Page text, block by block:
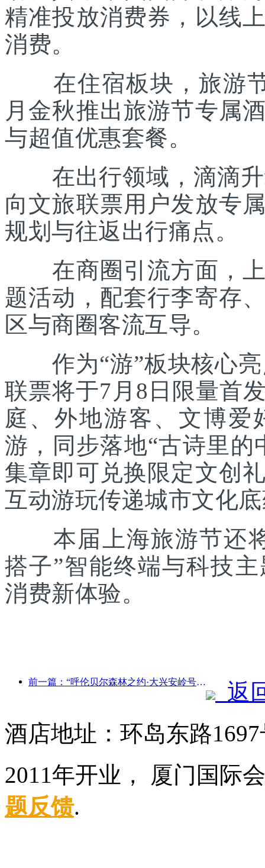
精准投放消费券，以线
消费。
在住宿板块，旅游节
月金秋推出旅游节专属
与超值优惠套餐。
在出行领域，滴滴升
向文旅联票用户发放专
规划与往返出行痛点。
在商圈引流方面，上
题活动，配套行李寄存
区与商圈客流互导。
作为“游”板块核心亮
联票将于7月8日限量首
庭、外地游客、文博爱
游，同步落地“古诗里
集章即可兑换限定文创
互动游玩传递城市文化
本届上海旅游节还将
搭子”智能终端与科技
消费新体验。
前一篇：“呼伦贝尔森林之约·大兴安岭号--星光列车·天翼之旅”旅游专列首发
返
酒店地址：环岛东路
2011年开业， 厦门国
题反馈.